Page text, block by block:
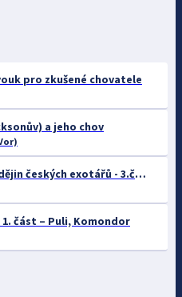
pro zkušené chovatele
a jeho chov
Zapomenuté střípky z dějin českých exotářů - 3.část
část – Puli, Komondor